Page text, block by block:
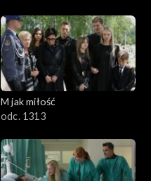
M jak miłość
odc. 1313